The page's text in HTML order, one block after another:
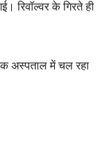
रिवॉल्वर के गिरते ही
अस्पताल में चल रहा